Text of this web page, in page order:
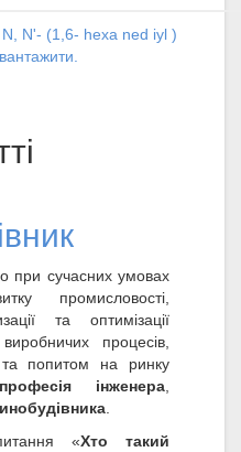
N'- (1,6- hexa ned iyl )
при сучасних умовах
промисловості,
та оптимізації
процесів,
та попитом на ринку
професія інженера
«Хто такий